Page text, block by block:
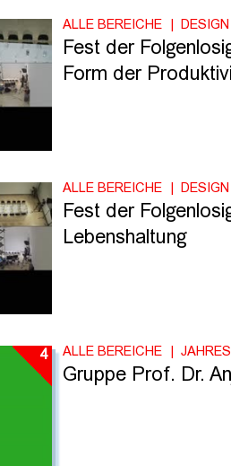
ALLE BEREICHE DESIGN
Fest der
Form der
ALLE BEREICHE DESIGN
Fest der
Lebenshaltung
4 ALLE BEREICHE
Gruppe Prof. Dr.